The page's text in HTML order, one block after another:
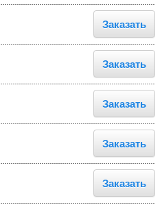
Заказать
Заказать
Заказать
Заказать
Заказать